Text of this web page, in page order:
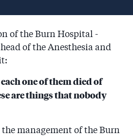
of the Burn Hospital -
of the Anesthesia and
one of them died of
are things that nobody
the management of the Burn